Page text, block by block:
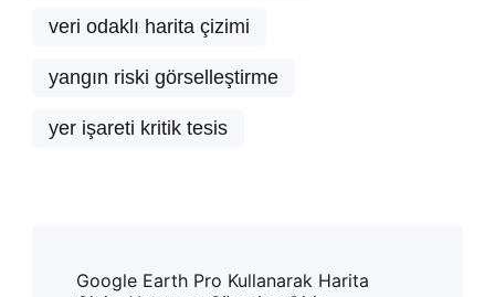
veri odaklı harita çizimi
yangın riski görselleştirme
yer işareti kritik tesis
Google Earth Pro Kullanarak Harita